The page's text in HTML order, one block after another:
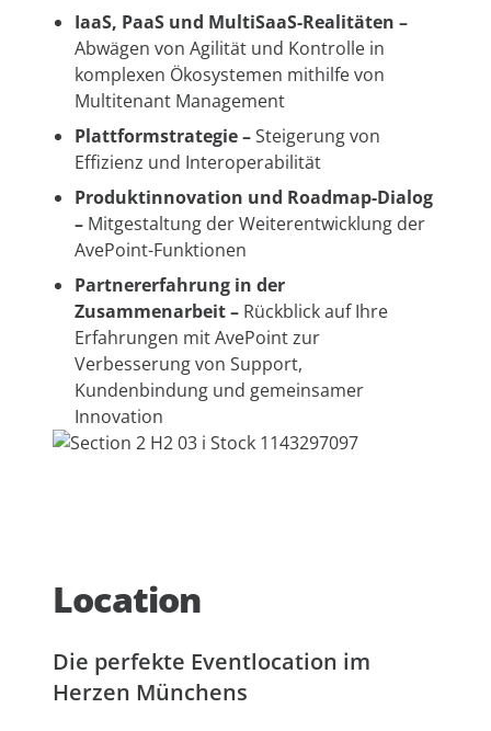
IaaS, PaaS und MultiSaaS-Realitäten –
Abwägen von Agilität und Kontrolle in
komplexen Ökosystemen mithilfe von
Multitenant Management
Plattformstrategie –Steigerung von
Effizienz und Interoperabilität
Produktinnovation und Roadmap-Dialog
– Mitgestaltung der Weiterentwicklung der
AvePoint-Funktionen
Partnererfahrung in der
Zusammenarbeit – Rückblick auf Ihre
Erfahrungen mit AvePoint zur
Verbesserung von Support,
Kundenbindung und gemeinsamer
Innovation
Location
Die perfekte Eventlocation im
Herzen Münchens